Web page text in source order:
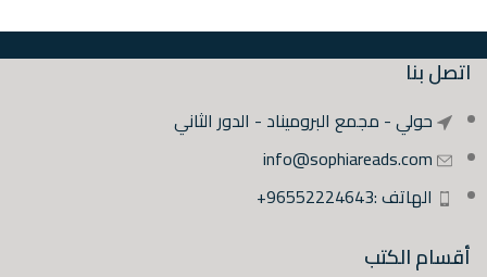
اتصل بنا
حولي - مجمع البروميناد - الدور الثاني
info@sophiareads.com
الهاتف :96552224643+
أقسام الكتب